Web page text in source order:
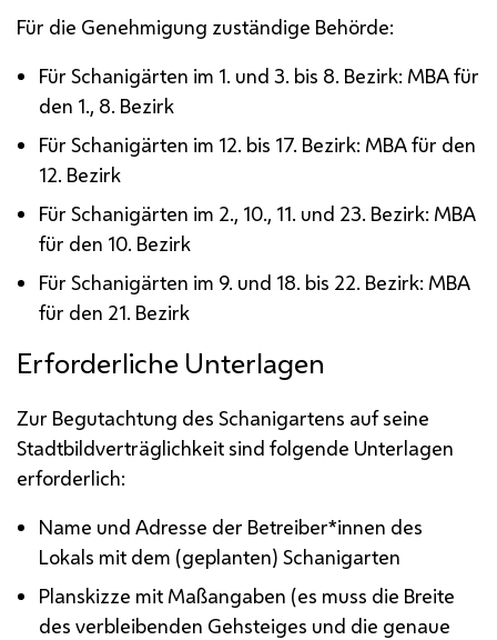
Für die Genehmigung zuständige Behörde:
Für Schanigärten im 1. und 3. bis 8. Bezirk: MBAfür
den 1., 8. Bezirk
Für Schanigärten im 12. bis 17. Bezirk: MBAfür den
12. Bezirk
Für Schanigärten im 2., 10., 11. und 23. Bezirk: MBA
für den 10. Bezirk
Für Schanigärten im 9. und 18. bis 22. Bezirk: MBA
für den 21. Bezirk
Erforderliche Unterlagen
Zur Begutachtung des Schanigartens auf seine
Stadtbildverträglichkeit sind folgende Unterlagen
erforderlich:
Name und Adresse der Betreiber*innen des
Lokals mit dem (geplanten) Schanigarten
Planskizze mit Maßangaben (es muss die Breite
des verbleibenden Gehsteiges und die genaue